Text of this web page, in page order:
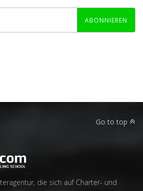
ABONNIEREN
Go to top
die sich auf Charter- und